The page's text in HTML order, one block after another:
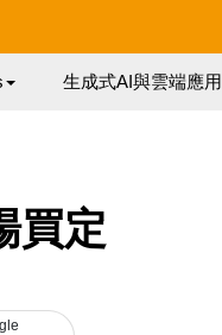
生成式AI與雲端應用
買定